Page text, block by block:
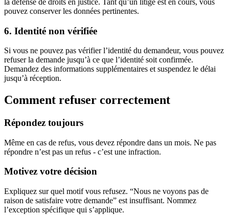
pouvez conserver les données pertinentes.
6. Identité non vérifiée
Si vous ne pouvez pas vérifier l’identité du demandeur, vous pouvez
refuser la demande jusqu’à ce que l’identité soit confirmée.
Demandez des informations supplémentaires et suspendez le délai
jusqu’à réception.
Comment refuser correctement
Répondez toujours
Même en cas de refus, vous devez répondre dans un mois. Ne pas
répondre n’est pas un refus - c’est une infraction.
Motivez votre décision
Expliquez sur quel motif vous refusez. “Nous ne voyons pas de
raison de satisfaire votre demande” est insuffisant. Nommez
l’exception spécifique qui s’applique.